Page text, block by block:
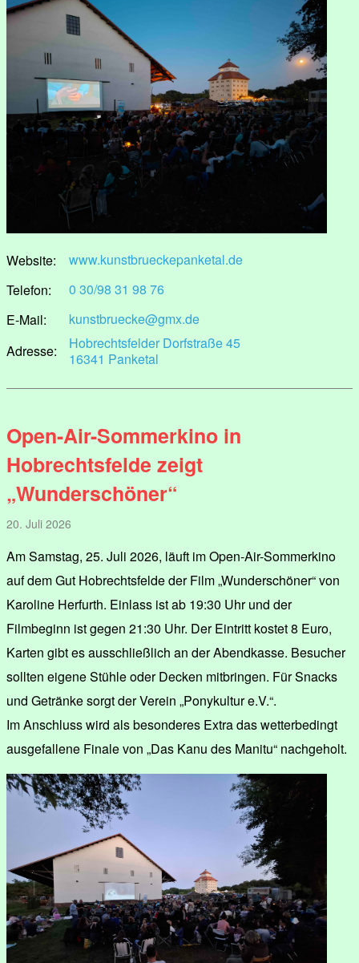
Website:
www.kunstbrueckepanketal.de
Telefon:
0 30/98 31 98 76
E-Mail:
kunstbruecke@gmx.de
Adresse:
Hobrechtsfelder Dorfstraße 45
16341 Panketal
Open-Air-Sommerkino in
Hobrechtsfelde zeigt
„Wunderschöner“
20. Juli 2026
Am Samstag, 25. Juli 2026, läuft im Open-Air-Sommerkino
auf dem Gut Hobrechtsfelde der Film „Wunderschöner“ von
Karoline Herfurth. Einlass ist ab 19:30 Uhr und der
Filmbeginn ist gegen 21:30 Uhr. Der Eintritt kostet 8 Euro,
Karten gibt es ausschließlich an der Abendkasse. Besucher
sollten eigene Stühle oder Decken mitbringen. Für Snacks
und Getränke sorgt der Verein „Ponykultur e.V.“.
Im Anschluss wird als besonderes Extra das wetterbedingt
ausgefallene Finale von „Das Kanu des Manitu“ nachgeholt.